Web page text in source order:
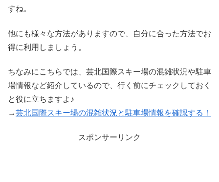
すね。
他にも様々な方法がありますので、自分に合った方法でお
得に利用しましょう。
ちなみにこちらでは、芸北国際スキー場の混雑状況や駐車
場情報など紹介しているので、行く前にチェックしておく
と役に立ちますよ♪
→芸北国際スキー場の混雑状況と駐車場情報を確認する！
スポンサーリンク